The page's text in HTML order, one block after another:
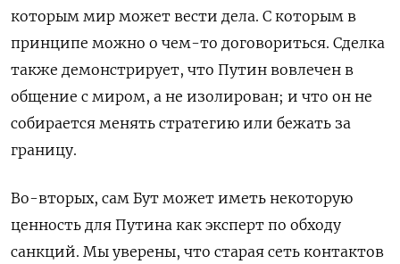
которым мир может вести дела. С которым в
принципе можно о чем-то договориться. Сделка
также демонстрирует, что Путин вовлечен в
общение с миром, а не изолирован; и что он не
собирается менять стратегию или бежать за
границу.
Во-вторых, сам Бут может иметь некоторую
ценность для Путина как эксперт по обходу
санкций. Мы уверены, что старая сеть контактов